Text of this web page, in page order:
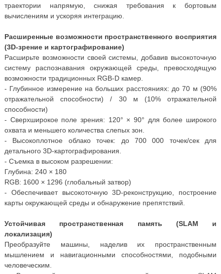
траектории напрямую, снижая требования к бортовым
вычислениям и ускоряя интеграцию.
Расширенные возможности пространственного восприятия
(3D-зрение и картографирование)
Расширьте возможности своей системы, добавив высокоточную
систему распознавания окружающей среды, превосходящую
возможности традиционных RGB-D камер.
- Глубинное измерение на больших расстояниях: до 70 м (90%
отражательной способности) / 30 м (10% отражательной
способности)
- Сверхширокое поле зрения: 120° × 90° для более широкого
охвата и меньшего количества слепых зон.
- Высокоплотное облако точек: до 700 000 точек/сек для
детального 3D-картографирования.
- Съемка в высоком разрешении:
Глубина: 240 × 180
RGB: 1600 × 1296 (глобальный затвор)
- Обеспечивает высокоточную 3D-реконструкцию, построение
карты окружающей среды и обнаружение препятствий.
Устойчивая пространственная память (SLAM и
локализация)
Преобразуйте машины, наделив их пространственным
мышлением и навигационными способностями, подобными
человеческим.